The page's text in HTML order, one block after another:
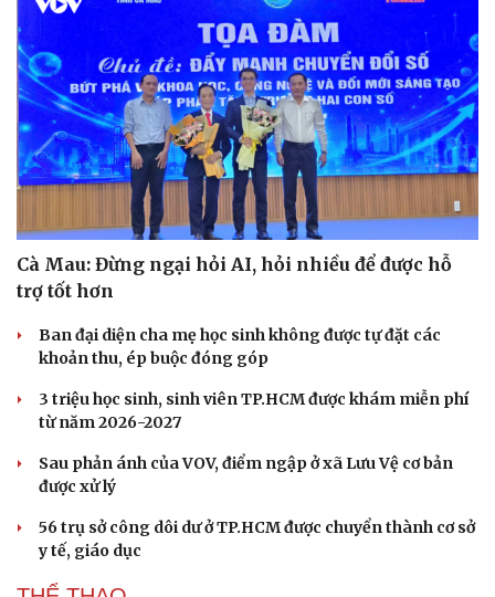
Âm nhạc
Sao Việt
Cà Mau: Đừng ngại hỏi AI, hỏi nhiều để được hỗ
trợ tốt hơn
Ban đại diện cha mẹ học sinh không được tự đặt các
khoản thu, ép buộc đóng góp
3 triệu học sinh, sinh viên TP.HCM được khám miễn phí
từ năm 2026-2027
Sau phản ánh của VOV, điểm ngập ở xã Lưu Vệ cơ bản
được xử lý
56 trụ sở công dôi dư ở TP.HCM được chuyển thành cơ sở
y tế, giáo dục